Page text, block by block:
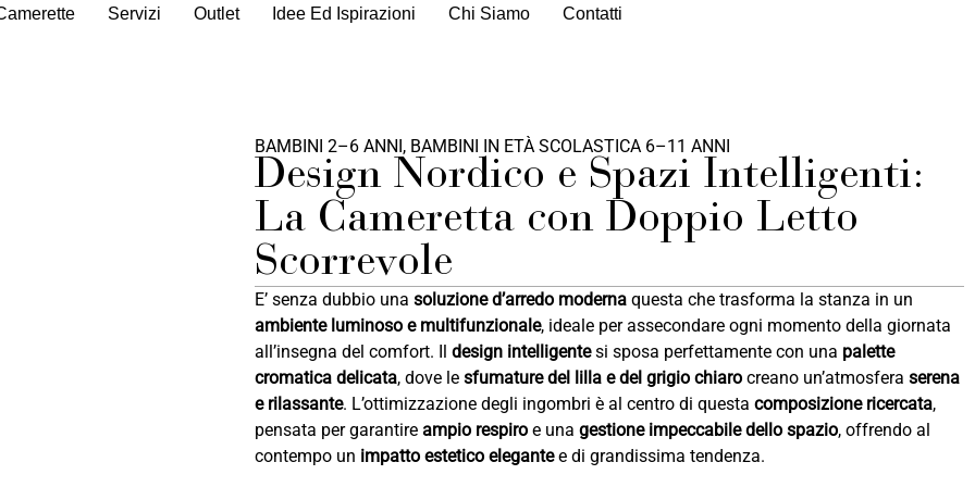
Servizi Outlet Idee Ed Ispirazioni Chi Siamo Contatti
BAMBINI 2–6 ANNI, BAMBINI IN ETÀ SCOLASTICA 6–11 ANNI
Design Nordico e Spazi Intelligenti:
La Cameretta con Doppio Letto
Scorrevole
E’ senza dubbio una soluzione d’arredo moderna questa che trasforma la stanza in un
ambiente luminoso e multifunzionale, ideale per assecondare ogni momento della giornata
all’insegna del comfort. Il design intelligentesi sposa perfettamente con una palette
cromatica delicata, dove le sfumature del lilla e del grigio chiaro creano un’atmosfera serena
e rilassante. L’ottimizzazione degli ingombri è al centro di questa composizione ricercata,
pensata per garantire ampio respiro e una gestione impeccabile dello spazio, offrendo al
contempo un impatto estetico elegantee di grandissima tendenza.